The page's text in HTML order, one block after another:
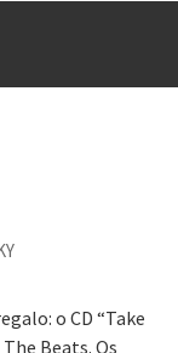
a resposta
o CD “Take
Beats. Os